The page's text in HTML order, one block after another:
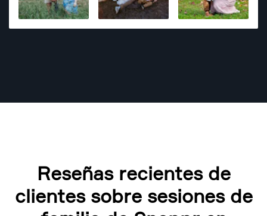
Reseñas recientes de
clientes sobre sesiones de